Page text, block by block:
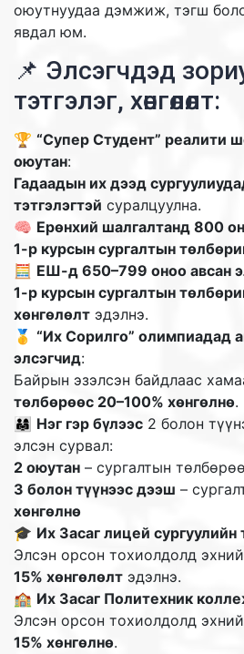
оюутнуудаа дэмжиж, тэгш
явдал юм.
📌 Элсэгчдэд
тэтгэлэг, хөнгөлөлт:
🏆 “Супер Студент” реалити
оюутан:
Гадаадын их дээд
тэтгэлэгтэй суралцуулна.
🧠 Ерөнхий шалгалтанд 800
1-р курсын сургалтын
🧮 ЕШ-д 650–799 оноо авсан
1-р курсын сургалтын
хөнгөлөлт эдэлнэ.
🥇 “Их Сорилго” олимпиадад
элсэгчид:
Байрын эзэлсэн байдлаас
төлбөрөөс 20–100% хөнгөлнө.
👨‍👩‍👧 Нэг гэр бүлээс 2 болон
элсэн сурвал:
2 оюутан – сургалтын
3 болон түүнээс дээш –
хөнгөлнө
🎓 Их Засаг лицей сургуулийн
Элсэн орсон тохиолдолд
15% хөнгөлөлт эдэлнэ.
🏫 Их Засаг Политехник
Элсэн орсон тохиолдолд
15% хөнгөлнө.